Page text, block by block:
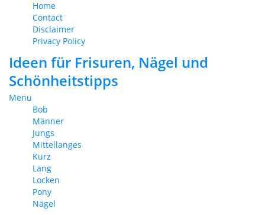
Home
Contact
Disclaimer
Privacy Policy
Ideen für Frisuren, Nägel und
Schönheitstipps
Menu
Bob
Männer
Jungs
Mittellanges
Kurz
Lang
Locken
Pony
Nägel